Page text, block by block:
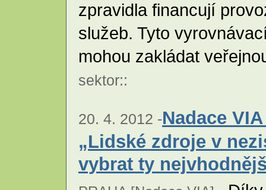
zpravidla financují
služeb. Tyto
mohou zakládat
sektor::
20. 4. 2012 -Nadace
„Lidské zdroje v
vybrat ty